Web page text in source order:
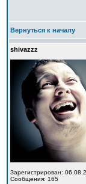
Вернуться к началу
shivazzz
Зарегистрирован:
Сообщения: 165